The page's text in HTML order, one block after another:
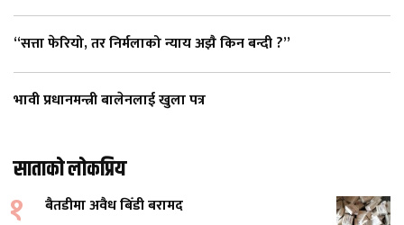
“सत्ता फेरियो, तर निर्मलाको न्याय अझै किन बन्दी ?”
भावी प्रधानमन्त्री बालेनलाई खुला पत्र
साताको लोकप्रिय
१ बैतडीमा अवैध बिँडी बरामद